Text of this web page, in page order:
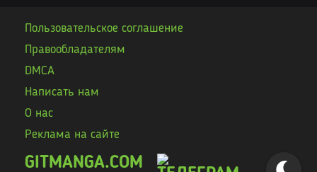
GITMANGA.COM
Пользовательское соглашение
Правообладателям
DMCA
Написать нам
О нас
Реклама на сайте